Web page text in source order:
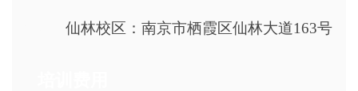
仙林校区：南京市栖霞区仙林大道163号